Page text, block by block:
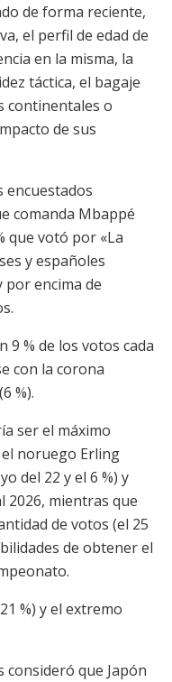
de forma reciente,
el perfil de edad de
en la misma, la
táctica, el bagaje
continentales o
de sus
encuestados
comanda Mbappé
que votó por «La
y españoles
encima de
% de los votos cada
con la corona
%).
ser el máximo
noruego Erling
del 22 y el 6 %) y
2026, mientras que
de votos (el 25
de obtener el
%) y el extremo
consideró que Japón